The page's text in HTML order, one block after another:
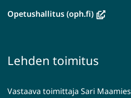
Opetushallitus (oph.fi)(avautuu
toiseen
Lehden toimitus
Vastaava toimittaja Sari Maamies